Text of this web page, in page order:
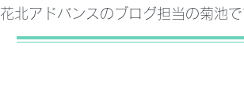
花北アドバンスのブログ担当の菊池で